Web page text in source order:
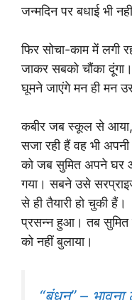
जन्मदिन पर बधाई भी
फिर सोचा-काम में लगी
जाकर सबको चौंका
घूमने जाएंगे मन ही मन
कबीर जब स्कूल से आया,
सजा रही हैं वह भी
को जब सुमित अपने घर
गया। सबने उसे
से ही तैयारी हो चुकी
प्रसन्न हुआ। तब सुमित
को नहीं बुलाया।
“बंधन” – भावना